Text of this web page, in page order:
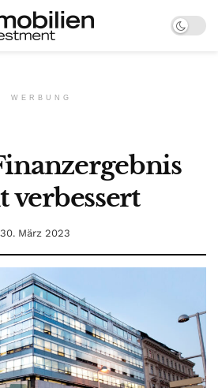
WERBUNG
verbessert
30. März 2023